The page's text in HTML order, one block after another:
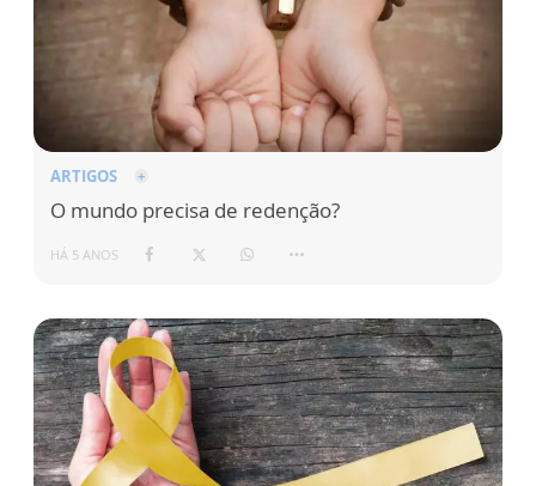
ARTIGOS
O mundo precisa de redenção?
HÁ 5 ANOS